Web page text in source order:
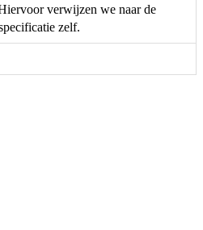
verwijzen we naar de
zelf.